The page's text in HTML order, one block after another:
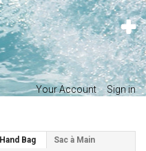
Your Account Sign in
Hand Bag
Sac à Main